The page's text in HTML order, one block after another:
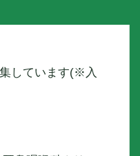
しています(※入